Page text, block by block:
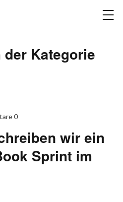
Kategorie
0
wir ein
Sprint im